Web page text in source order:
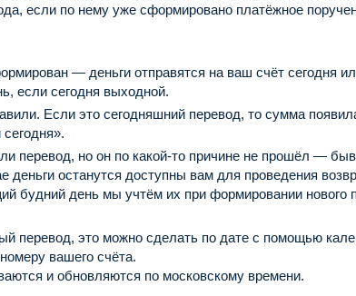
если по нему уже сформировано платёжное
— деньги отправятся на ваш счёт сегодня
если сегодня выходной.
Если это сегодняшний перевод, то сумма
перевод, но он по какой-то причине не прошёл —
деньги останутся доступны вам для проведения
будний день мы учтём их при формировании нового
перевод, это можно сделать по дате с помощью
вашего счёта.
и обновляются по московскому времени.